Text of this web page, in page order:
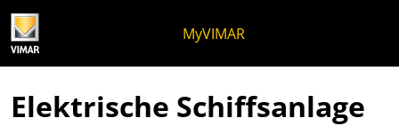
MyVIMAR
Elektrische Schiffsanlage